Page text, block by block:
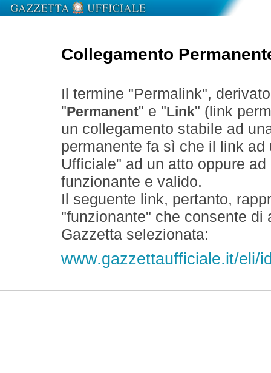
Collegamento
Il termine "Permalink",
" Permanent" e " Link" (link
un collegamento stabile ad
permanente fa sì che il link
Ufficiale" ad un atto oppure
funzionante e valido.
Il seguente link, pertanto,
"funzionante" che consente
Gazzetta selezionata:
www.gazzettaufficiale.it/eli/